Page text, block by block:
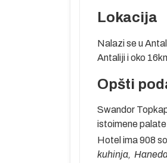
Lokacija
Nalazi se u
Antaliji i oko
Opšti
Swandor
istoimene
Hotel ima 908
kuhinja,